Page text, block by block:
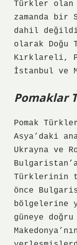
Türkler olan
zamanda
dahil
olarak Doğu
Kırklareli,
İstanbul ve
Pomaklar
Pomak
Asya’daki
Ukrayna ve
Türklerinin
önce
bölgelerine
güneye